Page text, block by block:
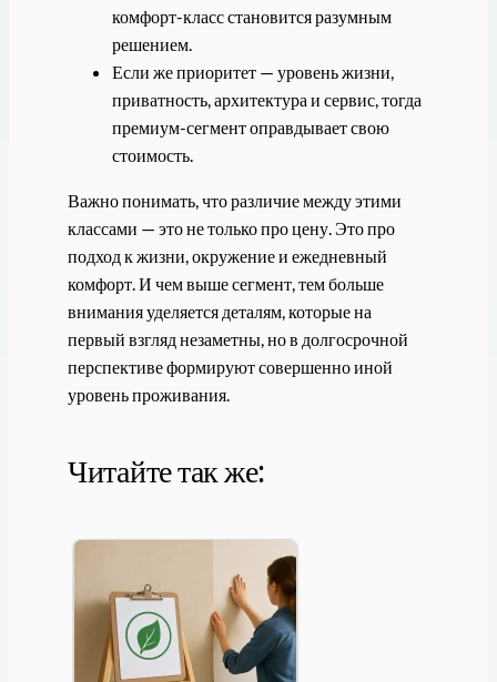
комфорт-класс становится разумным
решением.
Если же приоритет — уровень жизни,
приватность, архитектура и сервис, тогда
премиум-сегмент оправдывает свою
стоимость.
Важно понимать, что различие между этими
классами — это не только про цену. Это про
подход к жизни, окружение и ежедневный
комфорт. И чем выше сегмент, тем больше
внимания уделяется деталям, которые на
первый взгляд незаметны, но в долгосрочной
перспективе формируют совершенно иной
уровень проживания.
Читайте так же: